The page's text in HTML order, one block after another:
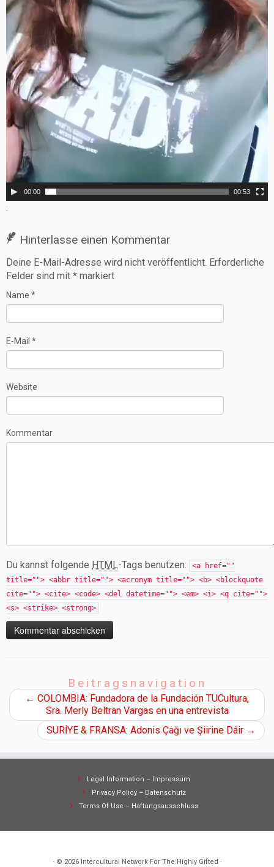
00:00 00:53
.
Hinterlasse einen Kommentar
Deine E-Mail-Adresse wird nicht veröffentlicht. Erforderliche
Felder sind mit * markiert
Name *
E-Mail *
Website
Kommentar
Du kannst folgende HTML-Tags benutzen:
<a href=""
title=""> <abbr title=""> <acronym title=""> <b> <blockquote
cite=""> <cite> <code> <del datetime=""> <em> <i> <q cite="">
<s> <strike> <strong>
Beitragsnavigation
← COLOMBIA: Fundadora de la Fundación TUCultura,
Sra. Merly Beltran Vargas en una entrevista
SURİYE & FRANSA: Adonis Çağı ve Şiirine Dâir →
Legal Information – Impressum
Privacy Policy – Datenschutz
Terms Of Use – Haftungsausschluss
· © 2026 Intercultural Network For The Highly Gifted ·